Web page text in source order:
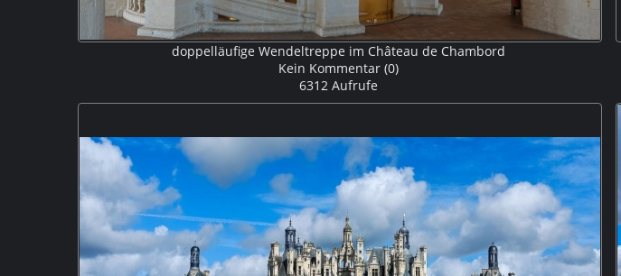
doppelläufige Wendeltreppe im Château de Chambord
Kein Kommentar (0)
6312 Aufrufe
gleichzeitig rauf- oder runtergehen ohne dass sie sich begegnen! Die Erfindung dieser
Treppenform wird Leonardo da Vinci zugeschrieben. M5P